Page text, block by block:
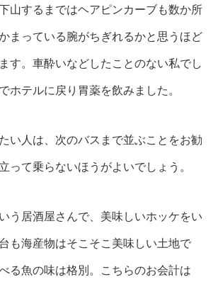
山するまではヘアピンカーブも数か所
まっている腕がちぎれるかと思うほど
す。車酔いなどしたことのない私でし
ホテルに戻り胃薬を飲みました。
い人は、次のバスまで並ぶことをお勧
って乗らないほうがよいでしょう。
う居酒屋さんで、美味しいホッケをい
も海産物はそこそこ美味しい土地で
る魚の味は格別。こちらのお会計は